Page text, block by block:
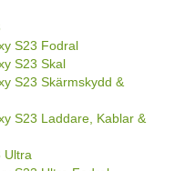
S23 Fodral
S23 Skal
S23 Skärmskydd &
S23 Laddare, Kablar &
Ultra